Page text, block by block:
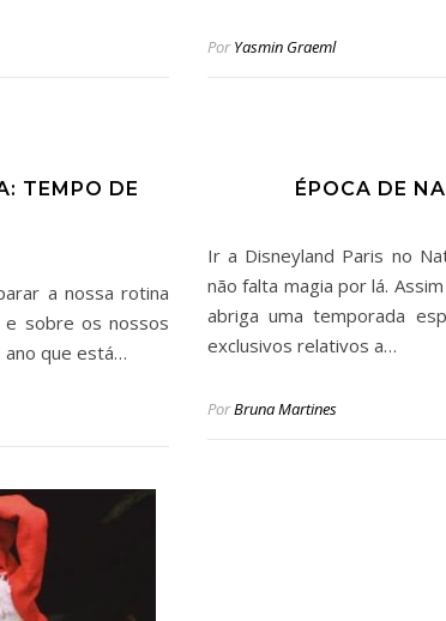
Por Yasmin Graeml
TEMPO DE
a nossa rotina
sobre os nossos
ano que está…
ÉPOCA DE
Ir a Disneyland Paris no
não falta magia por lá.
abriga uma temporada
exclusivos relativos a…
PorBruna Martines